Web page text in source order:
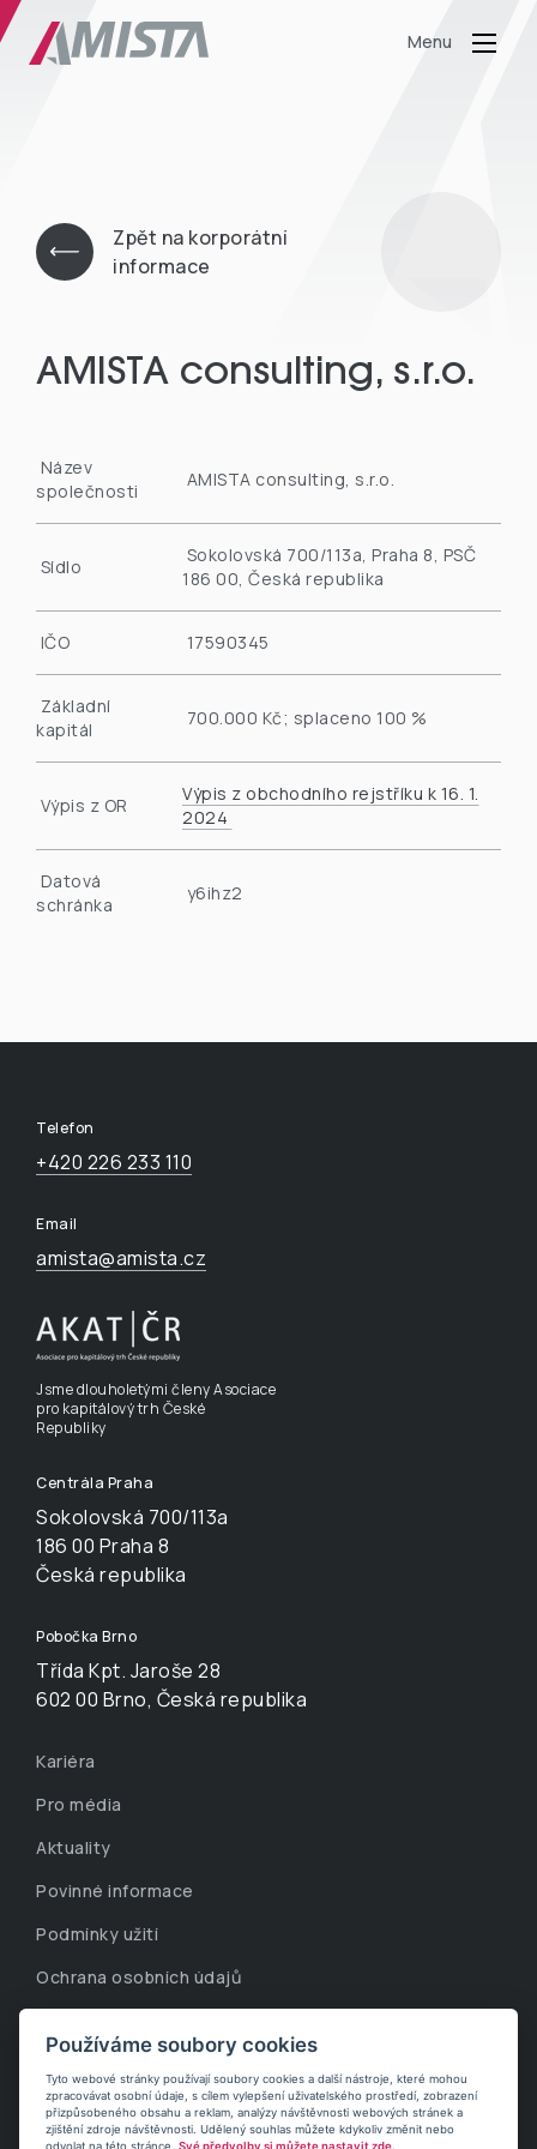
Menu
Zpět na korporátní
informace
AMISTA consulting, s.r.o.
Název
společnosti
AMISTA consulting, s.r.o.
Sídlo
Sokolovská 700/113a, Praha 8, PSČ
186 00, Česká republika
IČO 17590345
Základní
kapitál
700.000 Kč; splaceno 100 %
Výpis z OR
Výpis z obchodního rejstříku k 16. 1.
2024
Datová
schránka
y6ihz2
Telefon
+420 226 233 110
Email
amista@amista.cz
Jsme dlouholetými členy Asociace
pro kapitálový trh České
Republiky
Centrála Praha
Sokolovská 700/113a
186 00 Praha 8
Česká republika
Pobočka Brno
Třída Kpt. Jaroše 28
602 00 Brno, Česká republika
Kariéra
Pro média
Aktuality
Povinné informace
Podmínky užití
Ochrana osobních údajů
Cookies
Používáme soubory cookies
Tyto webové stránky používají soubory cookies a další nástroje, které mohou
zpracovávat osobní údaje, s cílem vylepšení uživatelského prostředí, zobrazení
přizpůsobeného obsahu a reklam, analýzy návštěvnosti webových stránek a
zjištění zdroje návštěvnosti. Udělený souhlas můžete kdykoliv změnit nebo
odvolat na této stránce.Své předvolby si můžete nastavit zde.